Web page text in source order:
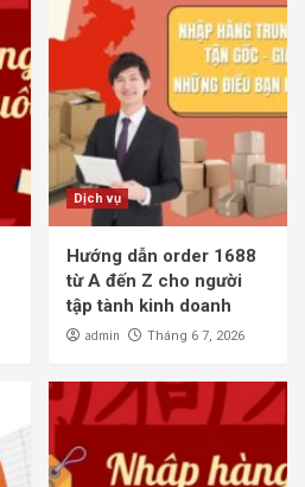
Dịch vụ
Hướng dẫn order 1688
từ A đến Z cho người
tập tành kinh doanh
admin Tháng 6 7, 2026